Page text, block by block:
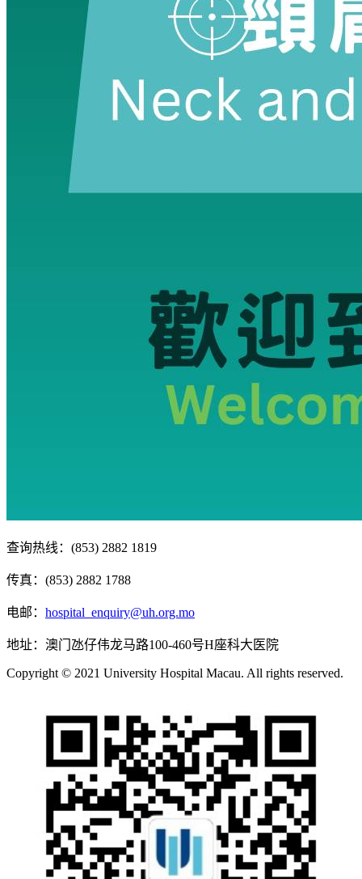
查询热线：(853) 2882 1819
传真：(853) 2882 1788
电邮： hospital_enquiry@uh.org.mo
地址：澳门氹仔伟龙马路100-460号H座科大医院
Copyright © 2021 University Hospital Macau. All rights reserved.